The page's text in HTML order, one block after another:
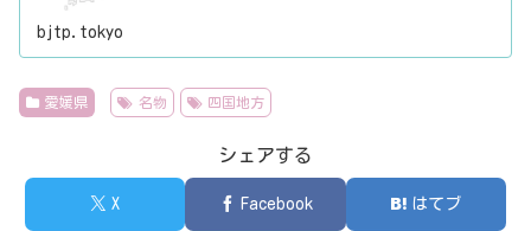
bjtp.tokyo
愛媛県 名物 四国地方
シェアする
X Facebook はてブ